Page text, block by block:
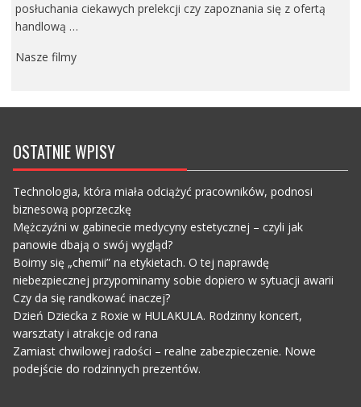
posłuchania ciekawych prelekcji czy zapoznania się z ofertą
handlową …
Nasze filmy
OSTATNIE WPISY
Technologia, która miała odciążyć pracowników, podnosi
biznesową poprzeczkę
Mężczyźni w gabinecie medycyny estetycznej – czyli jak
panowie dbają o swój wygląd?
Boimy się „chemii” na etykietach. O tej naprawdę
niebezpiecznej przypominamy sobie dopiero w sytuacji awarii
Czy da się randkować inaczej?
Dzień Dziecka z Roxie w HULAKULA. Rodzinny koncert,
warsztaty i atrakcje od rana
Zamiast chwilowej radości – realne zabezpieczenie. Nowe
podejście do rodzinnych prezentów.